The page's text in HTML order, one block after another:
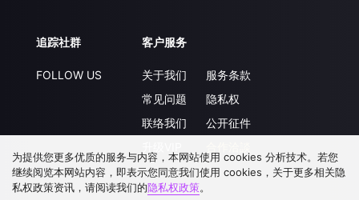
追踪社群
FOLLOW US
客户服务
关于我们
常见问题
联络我们
服务条款
隐私权
公开征件
为提供您更多优质的服务与内容，本网站使用 cookies 分析技术。若您
继续阅览本网站内容，即表示您同意我们使用 cookies，关于更多相关隐
私权政策资讯，请阅读我们的隐私权政策。